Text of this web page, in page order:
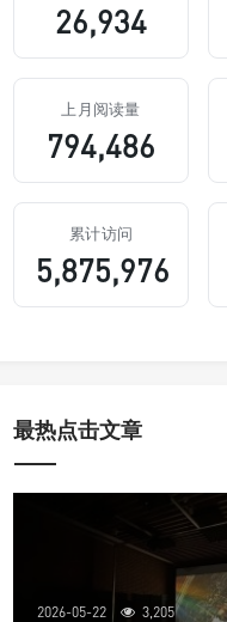
26,934
上月阅读量
794,486
累计访问
5,875,976
最热点击文章
2026-05-22 3,205